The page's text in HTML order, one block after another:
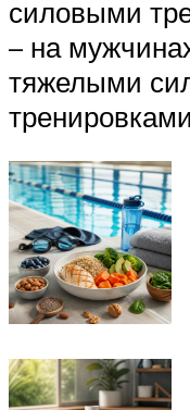
силовыми
– на
тяжелыми